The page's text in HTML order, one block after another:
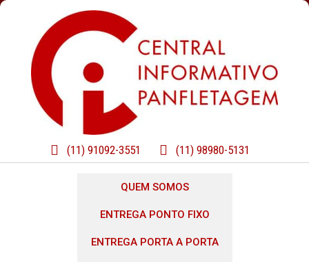
(11) 91092-3551 (11) 98980-5131
QUEM SOMOS
ENTREGA PONTO FIXO
ENTREGA PORTA A PORTA